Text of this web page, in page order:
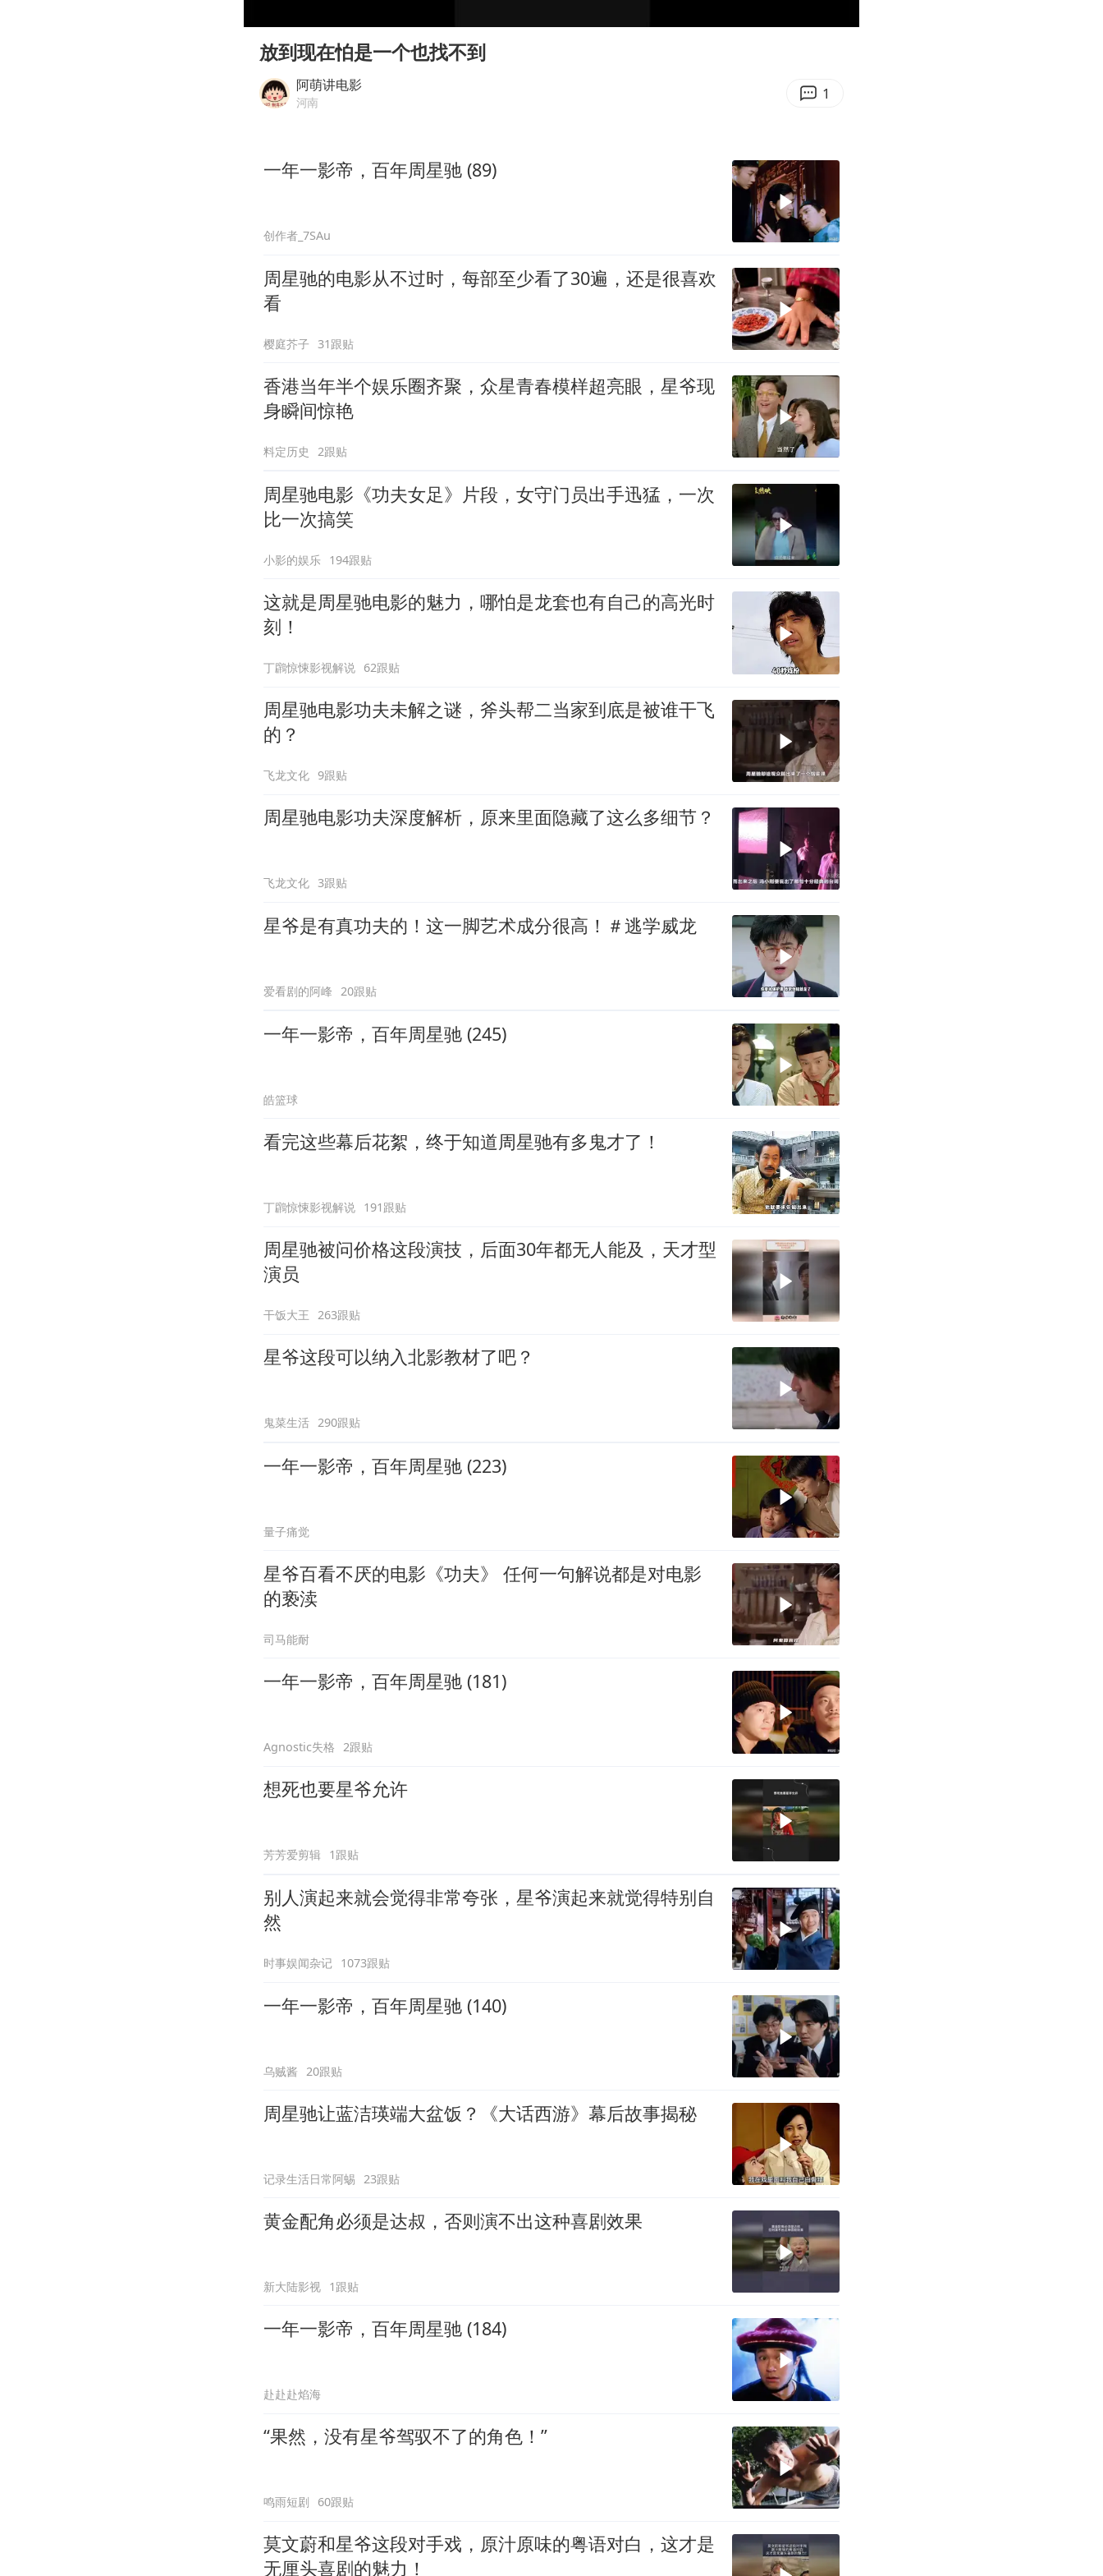
国防部：中国军队坚决反制任何闹海挑衅图谋
百花奖开幕式
女儿为争财产堵门阻挠父亲出殡
放到现在怕是一个也找不到
阿萌讲电影
河南 1
一年一影帝，百年周星驰 (89)
创作者_7SAu
周星驰的电影从不过时，每部至少看了30遍，还是很喜欢
看
樱庭芥子 31跟贴
香港当年半个娱乐圈齐聚，众星青春模样超亮眼，星爷现
身瞬间惊艳
料定历史 2跟贴
周星驰电影《功夫女足》片段，女守门员出手迅猛，一次
比一次搞笑
小影的娱乐 194跟贴
这就是周星驰电影的魅力，哪怕是龙套也有自己的高光时
刻！
丁鸊惊悚影视解说 62跟贴
周星驰电影功夫未解之谜，斧头帮二当家到底是被谁干飞
的？
飞龙文化 9跟贴
周星驰电影功夫深度解析，原来里面隐藏了这么多细节？
飞龙文化 3跟贴
星爷是有真功夫的！这一脚艺术成分很高！＃逃学威龙
爱看剧的阿峰 20跟贴
一年一影帝，百年周星驰 (245)
皓篮球
看完这些幕后花絮，终于知道周星驰有多鬼才了！
丁鸊惊悚影视解说 191跟贴
周星驰被问价格这段演技，后面30年都无人能及，天才型
演员
干饭大王 263跟贴
星爷这段可以纳入北影教材了吧？
鬼菜生活 290跟贴
一年一影帝，百年周星驰 (223)
量子痛觉
星爷百看不厌的电影《功夫》 任何一句解说都是对电影
的亵渎
司马能耐
一年一影帝，百年周星驰 (181)
Agnostic失格 2跟贴
想死也要星爷允许
芳芳爱剪辑 1跟贴
别人演起来就会觉得非常夸张，星爷演起来就觉得特别自
然
时事娱闻杂记 1073跟贴
一年一影帝，百年周星驰 (140)
乌贼酱 20跟贴
周星驰让蓝洁瑛端大盆饭？《大话西游》幕后故事揭秘
记录生活日常阿蜴 23跟贴
黄金配角必须是达叔，否则演不出这种喜剧效果
新大陆影视 1跟贴
一年一影帝，百年周星驰 (184)
赴赴赴焰海
“果然，没有星爷驾驭不了的角色！”
鸣雨短剧 60跟贴
莫文蔚和星爷这段对手戏，原汁原味的粤语对白，这才是
无厘头喜剧的魅力！